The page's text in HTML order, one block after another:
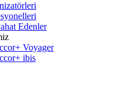
Edenler
Voyager
ibis